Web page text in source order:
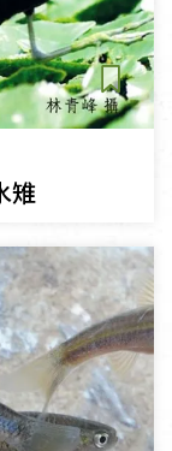
雉